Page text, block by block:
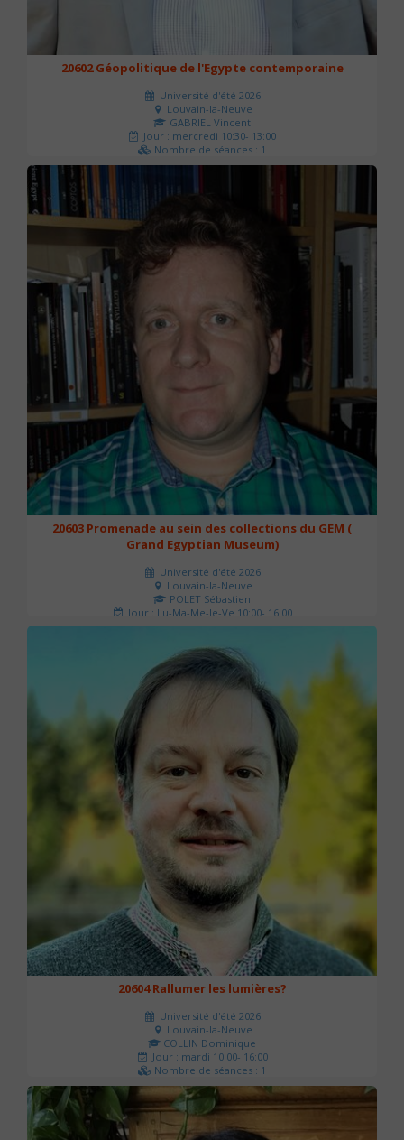
20602 Géopolitique de l'Egypte contemporaine
Université d'été 2026
Louvain-la-Neuve
GABRIEL Vincent
Jour : mercredi 10:30- 13:00
Nombre de séances : 1
21 €
20603 Promenade au sein des collections du GEM (
Grand Egyptian Museum)
Université d'été 2026
Louvain-la-Neuve
POLET Sébastien
Jour : Lu-Ma-Me-Je-Ve 10:00- 16:00
Nombre de séances : 2
20604 Rallumer les lumières?
Université d'été 2026
Louvain-la-Neuve
COLLIN Dominique
Jour : mardi 10:00- 16:00
Nombre de séances : 1
60 €